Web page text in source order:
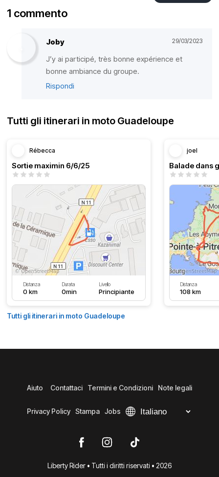
1 commento
Joby 29/03/2023
J’y ai participé, très bonne expérience et
bonne ambiance du groupe.
Rispondi
Tutti gli itinerari in moto Guadeloupe
Rébecca
Sortie maximin 6/6/25
Distanza
0 km
Durata
0min
Livello
Principiante
joel
Balade dans
Distanza
108 km
Tutti gli itinerari in moto Guadeloupe
Aiuto Contattaci Termini e Condizioni Note legali
Privacy Policy Stampa Jobs
Liberty Rider • Tutti i diritti riservati • 2026